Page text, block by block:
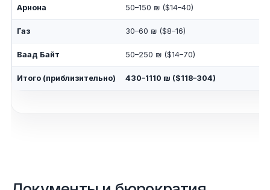
Арнона 50–150 ₪ ($14–40)
Газ 30–60 ₪ ($8–16)
Ваад Байт 50–250 ₪ ($14–70)
Итого (приблизительно) 430–1110 ₪ ($118–304)